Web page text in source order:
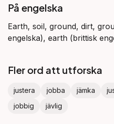
På engelska
Earth, soil, ground, dirt,
engelska), earth (brittisk
Fler ord att utforska
justera jobba jämka
jobbig
jävlig